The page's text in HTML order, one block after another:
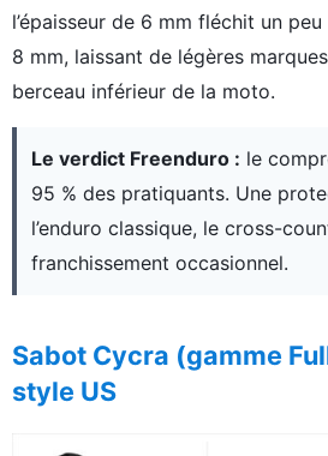
l’épaisseur de 6 mm fléchit un
8 mm, laissant de légères
berceau inférieur de la moto.
Le verdict Freenduro : le
95 % des pratiquants. Une
l’enduro classique, le cross-
franchissement occasionnel.
Sabot Cycra (gamme
style US